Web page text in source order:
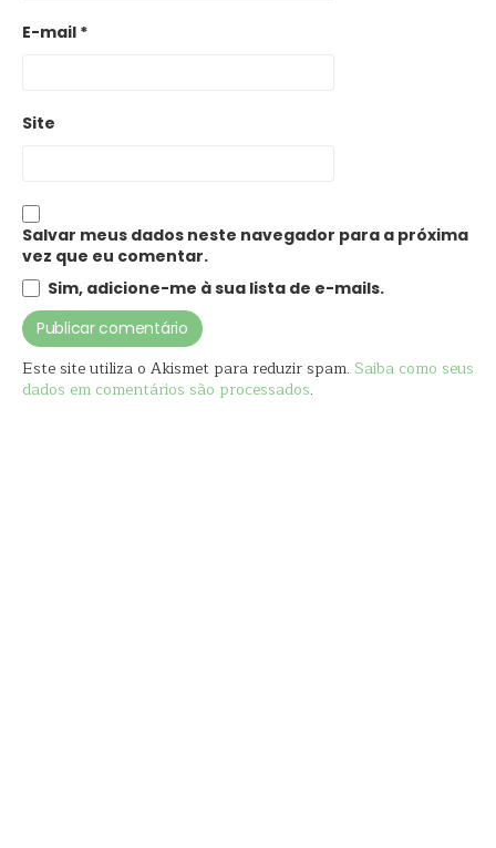
E-mail *
Site
Salvar meus dados neste navegador para a próxima
vez que eu comentar.
Sim, adicione-me à sua lista de e-mails.
Este site utiliza o Akismet para reduzir spam. Saiba como seus
dados em comentários são processados.